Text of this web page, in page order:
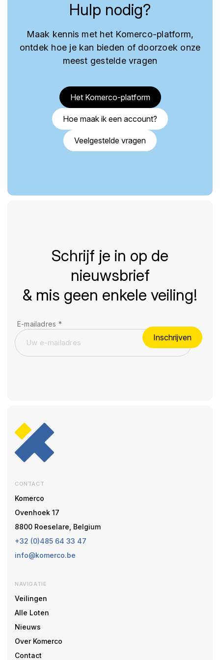
Hulp nodig?
Maak kennis met het Komerco-platform,
ontdek hoe je kan bieden of doorzoek onze
meest gestelde vragen
Het Komerco-platform
Hoe maak ik een account?
Veelgestelde vragen
Schrijf je in op de
nieuwsbrief
& mis geen enkele veiling!
E-mailadres *
Inschrijven
CONTACT
Komerco
Ovenhoek 17
8800 Roeselare, Belgium
+32 (0)485 64 33 47
info@komerco.be
NAVIGATIE
Veilingen
Alle Loten
Nieuws
Over Komerco
Contact